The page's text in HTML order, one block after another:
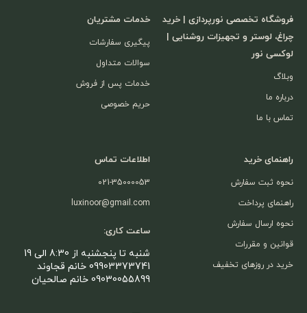
فروشگاه تخصصی نورپردازی | خرید
چراغ، لوستر و تجهیزات روشنایی |
لوکسی نور
وبلاگ
درباره ما
تماس با ما
خدمات مشتریان
پیگیری سفارشات
سوالات متداول
خدمات پس از فروش
حریم خصوصی
راهنمای خرید
نحوه ثبت سفارش
راهنمای پرداخت
نحوه ارسال سفارش
قوانین و مقررات
خرید در روزهای تخفیف
اطلاعات تماس
021-35000053
luxinoor@gmail.com
ساعت کاری:
شنبه تا پنجشنبه از 8:30 الی 19
09903373741 خانم قجاوند
09030055899 خانم صالحیان